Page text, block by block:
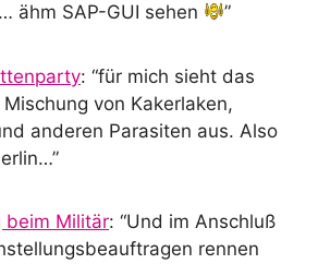
ähm SAP-GUI sehen
”
: “für mich sieht das
von Kakerlaken,
anderen Parasiten aus. Also
”
beim Militär: “Und im Anschluß
rennen